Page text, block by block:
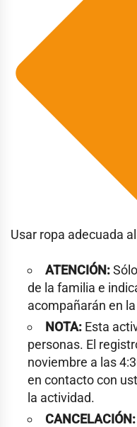
Usar ropa adecuada
ATENCIÓN:
de la familia e
acompañarán en
NOTA: Esta
personas. El
noviembre a las
en contacto con
la actividad.
CANCELACIÓN: